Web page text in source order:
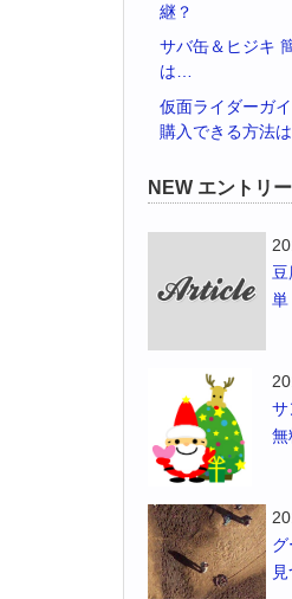
継？
サバ缶＆ヒジキ
は…
仮面ライダーガ
購入できる方法は
NEW エントリー
単
サ
無